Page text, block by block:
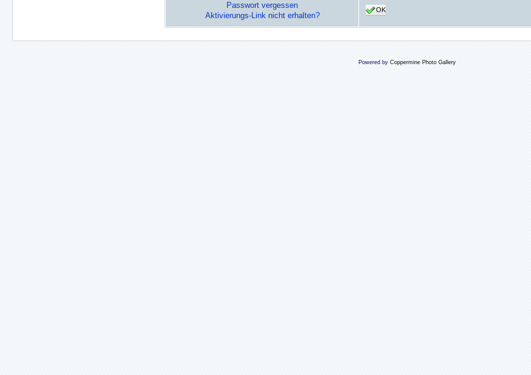
Passwort vergessen
Aktivierungs-Link nicht erhalten?
OK
Powered by Coppermine Photo Gallery